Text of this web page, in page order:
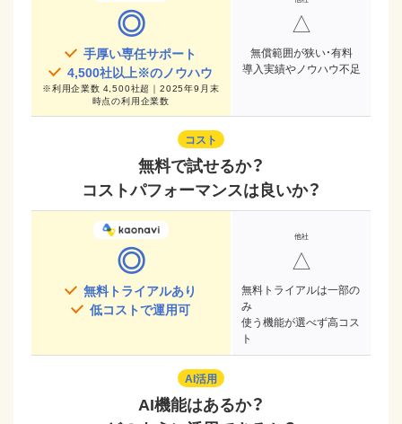
◎
手厚い専任サポート
4,500社以上※のノウハウ
※利用企業数 4,500社超｜2025年9月末
時点の利用企業数
△
無償範囲が狭い・有料
導入実績やノウハウ不足
コスト
無料で試せるか？
コストパフォーマンスは良いか？
◎
無料トライアルあり
低コストで運用可
△
無料トライアルは一部の
み
使う機能が選べず高コス
ト
AI活用
AI機能はあるか？